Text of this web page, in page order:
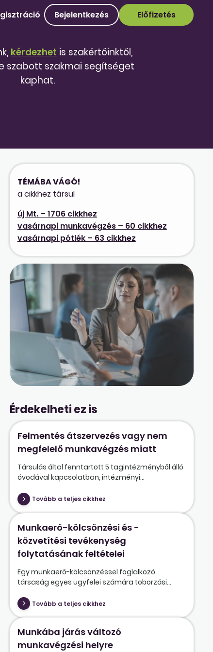
Bejelentkezés Előfizetés
kérdezhet is szakértőinktől,
szabott szakmai segítséget
kaphat.
TÉMÁBA VÁGÓ!
a cikkhez társul
új Mt. – 1706 cikkhez
vasárnapi munkavégzés – 60 cikkhez
vasárnapi pótlék – 63 cikkhez
Érdekelheti ez is
Felmentés átszervezés vagy nem
megfelelő munkavégzés miatt
Társulás által fenntartott 5 tagintézményből álló
óvodával kapcsolatban, intézményi...
Tovább a teljes cikkhez
Munkaerő-kölcsönzési és -
közvetítési tevékenység
folytatásának feltételei
Egy munkaerő-kölcsönzéssel foglalkozó
társaság egyes ügyfelei számára toborzási...
Tovább a teljes cikkhez
Munkába járás változó
munkavégzési helyre